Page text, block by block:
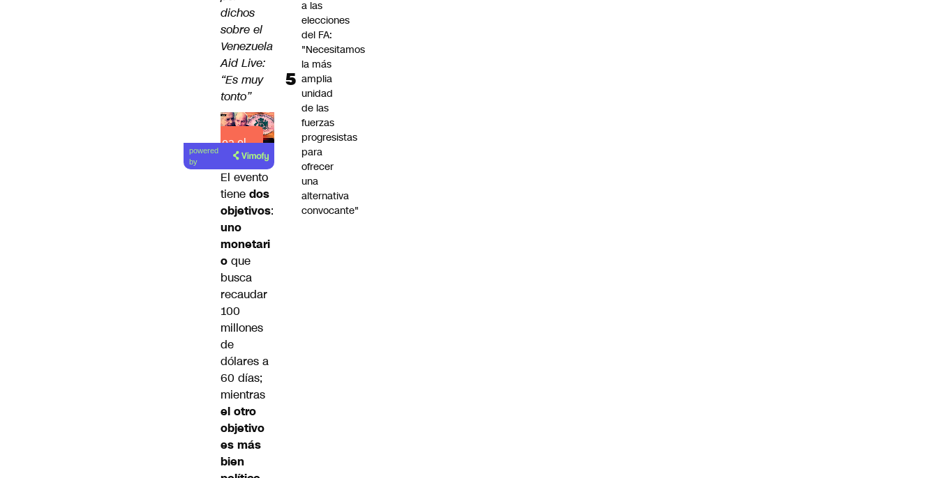
dichos
sobre el
Venezuela
Aid Live:
“Es muy
tonto”
Lea el
artículo
powered
by
El evento
tiene dos
objetivos:
uno
monetari
o que
busca
recaudar
100
millones
de
dólares a
60 días;
mientras
el otro
objetivo
es más
bien
a las
elecciones
del FA:
"Necesitamos
la más
amplia
unidad
de las
fuerzas
progresistas
para
ofrecer
una
alternativa
convocante"